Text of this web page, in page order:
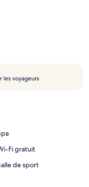
un bain à remous.
les voyageurs
Fi gratuit
de sport